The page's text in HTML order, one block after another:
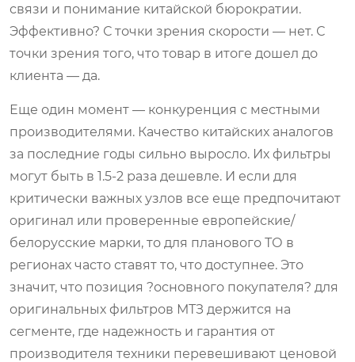
связи и понимание китайской бюрократии.
Эффективно? С точки зрения скорости — нет. С
точки зрения того, что товар в итоге дошел до
клиента — да.
Еще один момент — конкуренция с местными
производителями. Качество китайских аналогов
за последние годы сильно выросло. Их фильтры
могут быть в 1.5-2 раза дешевле. И если для
критически важных узлов все еще предпочитают
оригинал или проверенные европейские/
белорусские марки, то для планового ТО в
регионах часто ставят то, что доступнее. Это
значит, что позиция ?основного покупателя? для
оригинальных фильтров МТЗ держится на
сегменте, где надежность и гарантия от
производителя техники перевешивают ценовой